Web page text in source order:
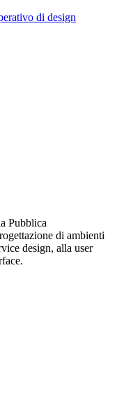
di design
Pubblica
di ambienti
design, alla user